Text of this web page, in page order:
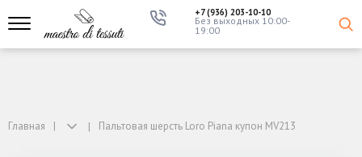
+7 (936) 203-10-10
Без выходных 10:00-
19:00
Главная Пальтовая шерсть Loro Piana купон MV213